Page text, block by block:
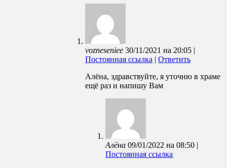
vozneseniee 30/11/2021 на 20:05 |
Постоянная ссылка | Ответить
Алёна, здравствуйте, я уточню в храме
ещё раз и напишу Вам
Алёна 09/01/2022 на 08:50 |
Постоянная ссылка